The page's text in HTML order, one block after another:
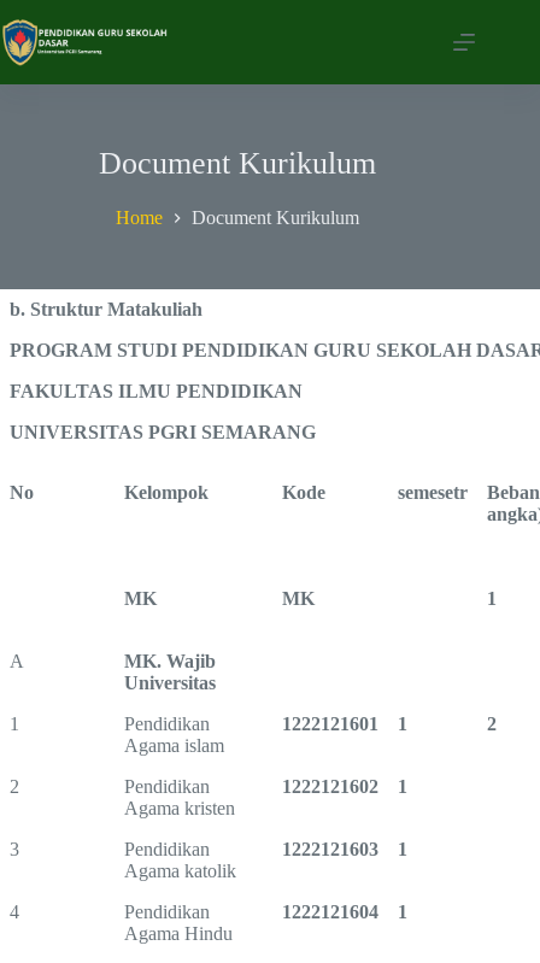
to
content
Document Kurikulum
Home Document Kurikulum
b. Struktur Matakuliah
PROGRAM STUDI PENDIDIKAN GURU SEKOLAH
FAKULTAS ILMU PENDIDIKAN
UNIVERSITAS PGRI SEMARANG
No Kelompok Kode semesetr
MK MK 1
A
MK. Wajib
Universitas
1
Pendidikan
Agama islam
1222121601 1 2
2
Pendidikan
Agama kristen
1222121602 1
3
Pendidikan
Agama katolik
1222121603 1
4
Pendidikan
Agama Hindu
1222121604 1